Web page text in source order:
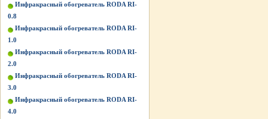
Инфракрасный обогреватель RODA RI-
0.8
Инфракрасный обогреватель RODA RI-
1.0
Инфракрасный обогреватель RODA RI-
2.0
Инфракрасный обогреватель RODA RI-
3.0
Инфракрасный обогреватель RODA RI-
4.0